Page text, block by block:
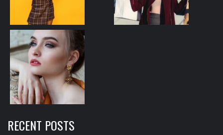
RECENT POSTS